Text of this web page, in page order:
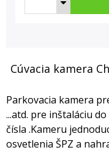
Cúvacia kamera
Parkovacia kamera
...atd. pre inštaláciu
čísla .Kameru
osvetlenia ŠPZ a